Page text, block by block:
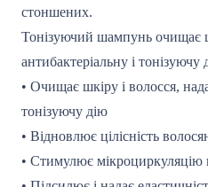
стоншених.
Тонізуючий шампунь очищає
антибактеріальну і тонізуючу
• Очищає шкіру і волосся,
тонізуючу дію
• Відновлює цілісність
• Стимулює мікроциркуляцію